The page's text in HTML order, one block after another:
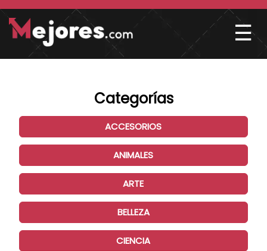
☰
Categorías
ACCESORIOS
ANIMALES
ARTE
BELLEZA
CIENCIA